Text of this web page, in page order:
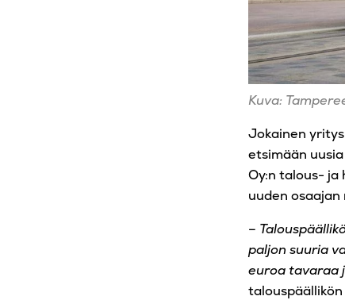
Kuva:
Jokainen
etsimään
Oy:n talous-
uuden
–
paljon suuria
euroa tavaraa